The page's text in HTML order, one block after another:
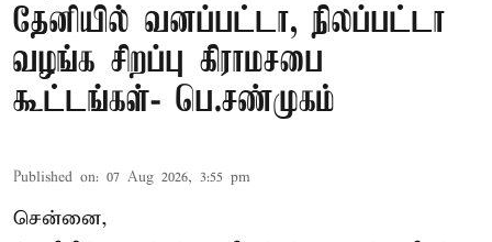
தேனியில் வனப்பட்டா, நிலப்பட்டா
வழங்க சிறப்பு கிராமசபை
கூட்டங்கள்- பெ.சண்முகம்
Published on: 07 Aug 2026, 3:55 pm
சென்னை,